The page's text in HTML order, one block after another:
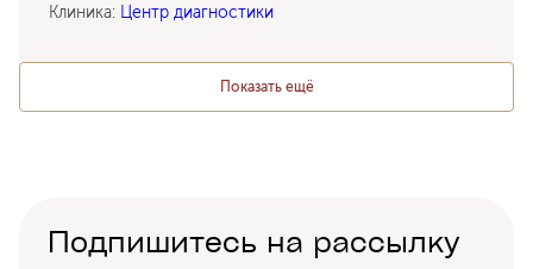
Клиника: Центр диагностики
Показать ещё
Подпишитесь на рассылку